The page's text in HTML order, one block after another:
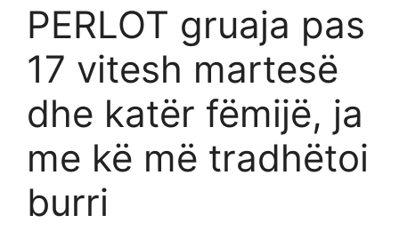
PERLOT gruaja pas
17 vitesh martesë
dhe katër fëmijë, ja
me kë më tradhëtoi
burri